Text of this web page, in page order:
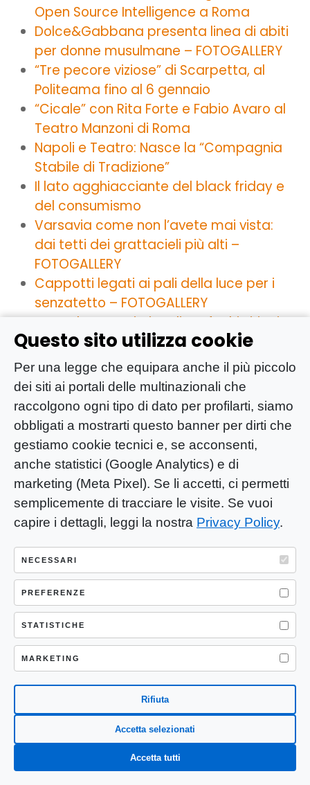
Questo sito utilizza cookie
Per una legge che equipara anche il più piccolo
dei siti ai portali delle multinazionali che
raccolgono ogni tipo di dato per profilarti, siamo
obbligati a mostrarti questo banner per dirti che
gestiamo cookie tecnici e, se acconsenti,
anche statistici (Google Analytics) e di
marketing (Meta Pixel). Se li accetti, ci permetti
semplicemente di tracciare le visite. Se vuoi
capire i dettagli, leggi la nostra Privacy Policy.
NECESSARI
PREFERENZE
STATISTICHE
MARKETING
Rifiuta
Accetta selezionati
Accetta tutti
Open Source Intelligence a Roma
Dolce&Gabbana presenta linea di abiti
per donne musulmane – FOTOGALLERY
“Tre pecore viziose” di Scarpetta, al
Politeama fino al 6 gennaio
“Cicale” con Rita Forte e Fabio Avaro al
Teatro Manzoni di Roma
Napoli e Teatro: Nasce la “Compagnia
Stabile di Tradizione”
Il lato agghiacciante del black friday e
del consumismo
Varsavia come non l’avete mai vista:
dai tetti dei grattacieli più alti –
FOTOGALLERY
Cappotti legati ai pali della luce per i
senzatetto – FOTOGALLERY
Dove dormono i piccoli profughi siriani
– FOTOGALLERY
“Esprimi un’opinione? Ti sanziono”:
l’ingiusta sanzione inflitta a Oliviero
Beha e Leonardo Metalli
Il libro di ricette “Tette e Cibo” per la
lotta contro i tumori al seno
YOUng saluta Enrico Gasperini, grande
uomo e grande imprenditore
A scuola con l’Orchestra di Piazza
Vittorio
Trasformare monumenti famosi con
ritagli di carta – FOTOGALLERY
Sindaco di Albuquerque risolve il
problema dei senzatetto –
FOTOGALLERY
Russia: la bellezza delle storiche
stazioni della metropolitana –
FOTOGALLERY
Calabrò nuovo presidente di SDL
centro studi
#MoreWomen: La politica senza uomini
nelle foto – FOTOGALLERY
Quella taglia 38 sulla copertina di